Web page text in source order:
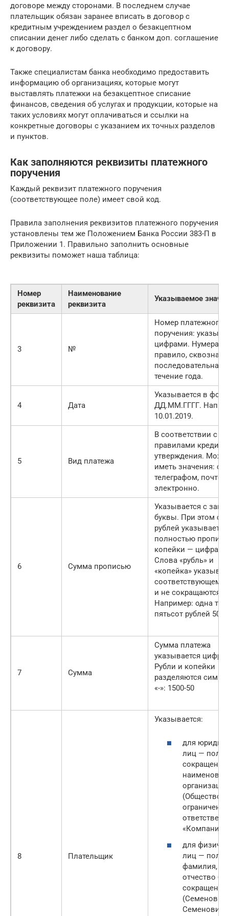
договоре между сторонами. В последнем случае
плательщик обязан заранее вписать в договор с
кредитным учреждением раздел о безакцептном
списании денег либо сделать с банком доп. соглашение
к договору.
Также специалистам банка необходимо предоставить
информацию об организациях, которые могут
выставлять платежки на безакцептное списание
финансов, сведения об услугах и продукции, которые на
таких условиях могут оплачиваться и ссылки на
конкретные договоры с указанием их точных разделов
и пунктов.
Как заполняются реквизиты платежного
поручения
Каждый реквизит платежного поручения
(соответствующее поле) имеет свой код.
Правила заполнения реквизитов платежного поручения
установлены тем же Положением Банка России 383-П в
Приложении 1. Правильно заполнить основные
реквизиты поможет наша таблица:
Номер
реквизита
Наименование
реквизита
Указываемое
3 №
Номер платежного
поручения:
цифрами.
правило, сквозная,
последовательная в
течение года.
4 Дата
Указывается в
ДД.ММ.ГГГГ.
10.01.2019.
5 Вид платежа
В соответствии с
правилами
утверждения.
иметь значения:
телеграфом, почтой,
электронно.
6 Сумма прописью
Указывается с
буквы. При этом
рублей указывается
полностью
копейки —
Слова «рубль» и
«копейка»
соответствующем
и не сокращаются.
Например: одна
пятьсот рублей 50
7 Сумма
Сумма платежа
указывается
Рубли и копейки
разделяются
«-»: 1500-50
8 Плательщик
Указывается:
для
лиц —
организации
(Общество с
для
лиц —
фамилия,
отчество
сокращений
(Семенов
Семенович);